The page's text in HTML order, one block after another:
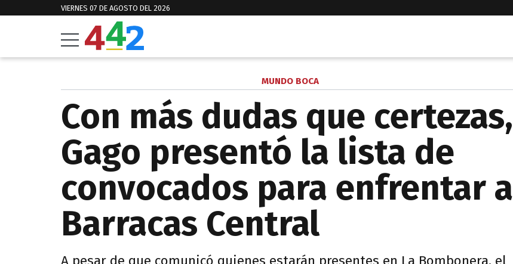
VIERNES 07 DE AGOSTO DEL 2026
MUNDO BOCA
Con más dudas que certezas,
Gago presentó la lista de
convocados para enfrentar a
Barracas Central
A pesar de que comunicó quienes estarán presentes en La Bombonera, el